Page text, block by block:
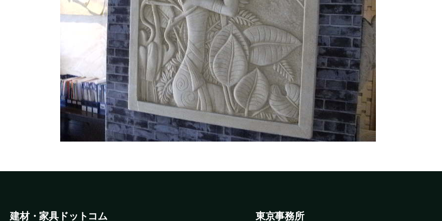
建材・家具ドットコム 東京事務所